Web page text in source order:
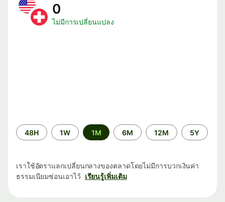
0
ไม่มีการเปลี่ยนแปลง
ระยะ
เวลา
48H 1W 1M 6M 12M 5Y
เราใช้อัตราแลกเปลี่ยนกลางของตลาดโดยไม่มีการบวกเงินค่า
ธรรมเนียมซ่อนเอาไว้ เรียนรู้เพิ่มเติม